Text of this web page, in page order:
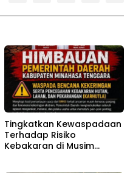
Tingkatkan Kewaspadaan
Terhadap Risiko
Kebakaran di Musim